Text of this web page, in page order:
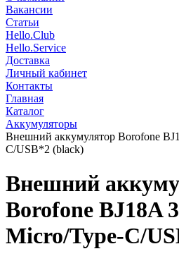
Вакансии
Статьи
Hello.Club
Hello.Service
Доставка
Личный кабинет
Контакты
Главная
Каталог
Аккумуляторы
Внешний аккумулятор Borofone
C/USB*2 (black)
Внешний
Borofone BJ18A
Micro/Type-C/